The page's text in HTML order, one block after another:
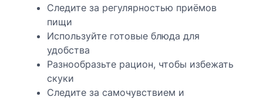
Следите за регулярностью приёмов
пищи
Используйте готовые блюда для
удобства
Разнообразьте рацион, чтобы избежать
скуки
Следите за самочувствием и